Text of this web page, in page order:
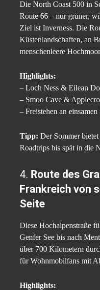
Die North Coast 500 in
Route 66 – nur grüner,
Ziel ist Inverness. Die
Küstenlandschaften, an
menschenleere
Highlights:
– Loch Ness & Eilean
– Smoo Cave &
– Freistehen an
Tipp: Der Sommer
Roadtrips bis spät in die
4. Route des
Frankreich von
Seite
Diese Hochalpenstraße
Genfer See bis nach
über 700 Kilometern
für Wohnmobilfans mit
Highlights: